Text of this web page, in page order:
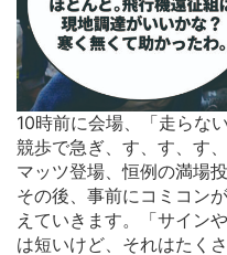
10時前に会場、「走らな
競歩で急ぎ、す、す、す
マッツ登場、恒例の満場
その後、事前にコミコン
えていきます。「サイン
は短いけど、それはたく